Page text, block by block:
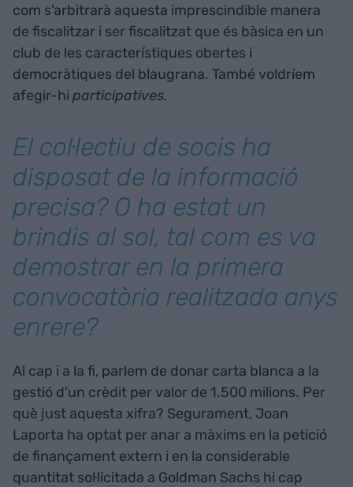
com s'arbitrarà aquesta imprescindible manera
de fiscalitzar i ser fiscalitzat que és bàsica en un
club de les característiques obertes i
democràtiques del blaugrana. També voldríem
afegir-hi participatives.
El col·lectiu de socis ha
disposat de la informació
precisa? O ha estat un
brindis al sol, tal com es va
demostrar en la primera
convocatòria realitzada anys
enrere?
Al cap i a la fi, parlem de donar carta blanca a la
gestió d'un crèdit per valor de 1.500 milions. Per
què just aquesta xifra? Segurament, Joan
Laporta ha optat per anar a màxims en la petició
de finançament extern i en la considerable
quantitat sol·licitada a Goldman Sachs hi cap